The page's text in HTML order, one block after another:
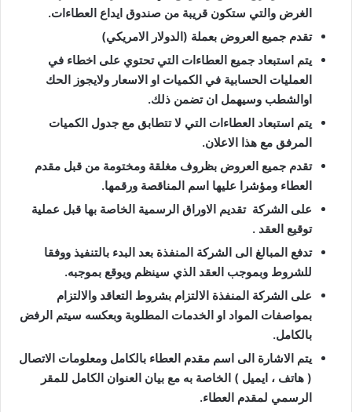
الغرض والتي ستكون قريبة من صندوق ايداع العطاءات.
تقدم جميع العروض بعملة (الدولار الامريكي)
يتم استبعاد جميع العطاءات التي تحتوي على اخطاء في
العمليات الحسابية في الكميات او الاسعار ولايجوز الحك
اوالشطب وسيهمل ان تضمن ذلك.
يتم استبعاد العطاءات التي لا تتطابق مع جدول الكميات
المرفق مع هذا الاعلان.
تقدم جميع العروض بظروف مغلقة ومختومة من قبل مقدم
العطاء ومؤشرا عليها اسم المناقصة ورقمها.
على الشركة تقديم الاوراق الرسمية الخاصة بها قبل عملية
توقيع العقد .
تدفع المبالغ الى الشركة المنفذة بعد البدء بالتنفيذ ووفقا
للشروط وبموجب العقد الذي سينظم ويوقع بموجبه.
على الشركة المنفذة الالتزام بشروط التعاقد والالتزام
بمواصفات المواد او الخدمات المطلوبة وبعكسه سيتم الرفض
بالكامل.
يتم الاشارة الى اسم مقدم العطاء بالكامل ومعلومات الاتصال
( هاتف ، ايميل ) الخاصة به مع بيان العنوان الكامل للمقر
الرسمي لمقدم العطاء.